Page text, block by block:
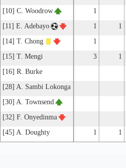
[10] C. Woodrow
1
[11] E. Adebayo
1 1
[14] T. Chong
1
[15] T. Mengi
3 1
[16] R. Burke
[28] A. Sambi Lokonga
[30] A. Townsend
[32] F. Onyedinma
[45] A. Doughty
1 1